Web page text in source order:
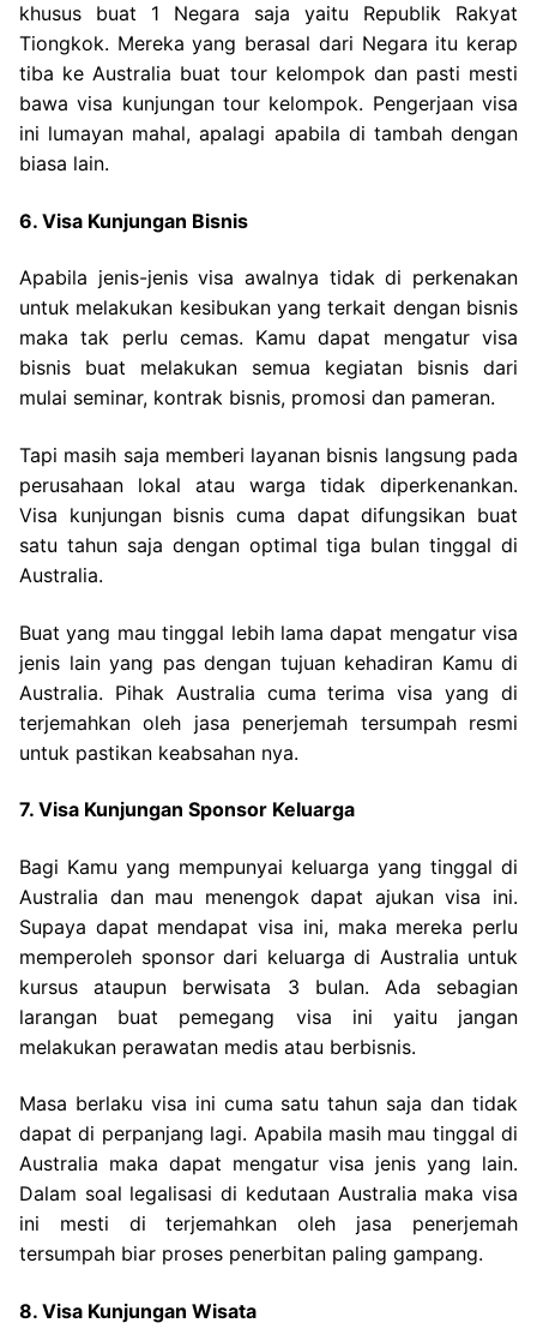
khusus buat 1 Negara saja yaitu Republik Rakyat
Tiongkok. Mereka yang berasal dari Negara itu kerap
tiba ke Australia buat tour kelompok dan pasti mesti
bawa visa kunjungan tour kelompok. Pengerjaan visa
ini lumayan mahal, apalagi apabila di tambah dengan
biasa lain.
6. Visa Kunjungan Bisnis
Apabila jenis-jenis visa awalnya tidak di perkenakan
untuk melakukan kesibukan yang terkait dengan bisnis
maka tak perlu cemas. Kamu dapat mengatur visa
bisnis buat melakukan semua kegiatan bisnis dari
mulai seminar, kontrak bisnis, promosi dan pameran.
Tapi masih saja memberi layanan bisnis langsung pada
perusahaan lokal atau warga tidak diperkenankan.
Visa kunjungan bisnis cuma dapat difungsikan buat
satu tahun saja dengan optimal tiga bulan tinggal di
Australia.
Buat yang mau tinggal lebih lama dapat mengatur visa
jenis lain yang pas dengan tujuan kehadiran Kamu di
Australia. Pihak Australia cuma terima visa yang di
terjemahkan oleh jasa penerjemah tersumpah resmi
untuk pastikan keabsahan nya.
7. Visa Kunjungan Sponsor Keluarga
Bagi Kamu yang mempunyai keluarga yang tinggal di
Australia dan mau menengok dapat ajukan visa ini.
Supaya dapat mendapat visa ini, maka mereka perlu
memperoleh sponsor dari keluarga di Australia untuk
kursus ataupun berwisata 3 bulan. Ada sebagian
larangan buat pemegang visa ini yaitu jangan
melakukan perawatan medis atau berbisnis.
Masa berlaku visa ini cuma satu tahun saja dan tidak
dapat di perpanjang lagi. Apabila masih mau tinggal di
Australia maka dapat mengatur visa jenis yang lain.
Dalam soal legalisasi di kedutaan Australia maka visa
ini mesti di terjemahkan oleh jasa penerjemah
tersumpah biar proses penerbitan paling gampang.
8. Visa Kunjungan Wisata